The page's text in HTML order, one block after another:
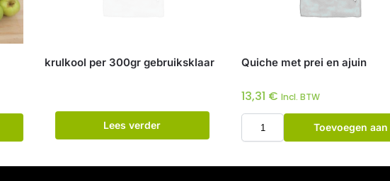
krulkool per 300gr gebruiksklaar
Lees verder
Quiche met prei en ajuin
13,31 € Incl. BTW
Toevoegen aan